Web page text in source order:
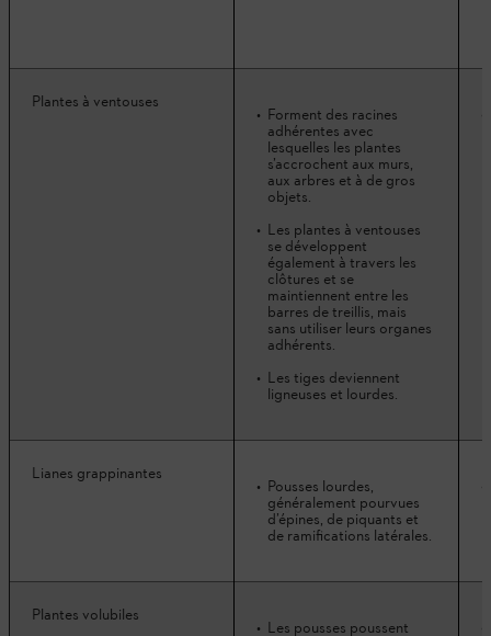
Plantes à ventouses
Forment des racines
adhérentes avec
lesquelles les plantes
s’accrochent aux murs,
aux arbres et à de gros
objets.
Les plantes à ventouses
se développent
également à travers les
clôtures et se
maintiennent entre les
barres de treillis, mais
sans utiliser leurs organes
adhérents.
Les tiges deviennent
ligneuses et lourdes.
Lianes grappinantes
Pousses lourdes,
généralement pourvues
d’épines, de piquants et
de ramifications latérales.
Plantes volubiles
Les pousses poussent